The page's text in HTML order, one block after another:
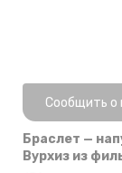
Нет в наличии
Сообщить о
Браслет —
Вурхиз из